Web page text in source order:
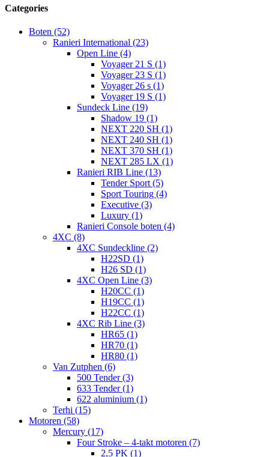
Categories
Boten (52)
Ranieri International (23)
Open Line (4)
Voyager 21 S (1)
Voyager 23 S (1)
Voyager 26 s (1)
Voyager 19 S (1)
Sundeck Line (19)
Shadow 19 (1)
NEXT 220 SH (1)
NEXT 240 SH (1)
NEXT 370 SH (1)
NEXT 285 LX (1)
Ranieri RIB Line (13)
Tender Sport (5)
Sport Touring (4)
Executive (3)
Luxury (1)
Ranieri Console boten (4)
4XC (8)
4XC Sundeckline (2)
H22SD (1)
H26 SD (1)
4XC Open Line (3)
H20CC (1)
H19CC (1)
H22CC (1)
4XC Rib Line (3)
HR65 (1)
HR70 (1)
HR80 (1)
Van Zutphen (6)
500 Tender (3)
633 Tender (1)
622 aluminium (1)
Terhi (15)
Motoren (58)
Mercury (17)
Four Stroke – 4-takt motoren (7)
2,5 PK (1)